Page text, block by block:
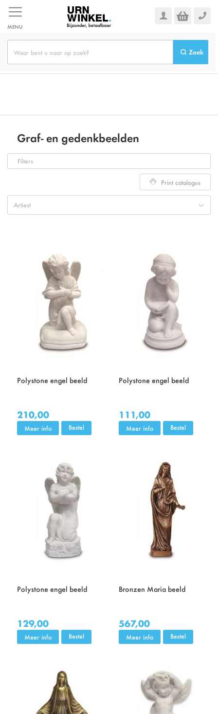
naar
de
inhoud
MENU
Zoek
Graf- en gedenkbeelden
Filters
Print catalogus
Polystone engel beeld
210,00
Meer info Bestel
Polystone engel beeld
111,00
Meer info Bestel
Polystone engel beeld
129,00
Meer info Bestel
Bronzen Maria beeld
567,00
Meer info Bestel